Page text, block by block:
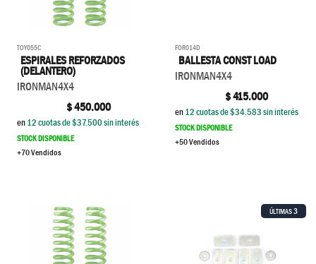
TOY055C
ESPIRALES REFORZADOS
(DELANTERO)
IRONMAN4X4
$450.000
en12cuotas de $37.500sin interés
STOCK DISPONIBLE
+70 Vendidos
FOR014D
BALLESTA CONST LOAD
IRONMAN4X4
$415.000
en12cuotas de $34.583sin interés
STOCK DISPONIBLE
+50 Vendidos
ÚLTIMAS3